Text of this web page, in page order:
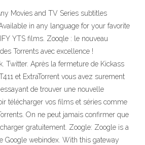
Movies and TV Series subtitles
in any language for your favorite
YTS films. Zooqle : le nouveau
Torrents avec excellence !
Twitter. Après la fermeture de Kickass
et ExtraTorrent vous avez surement
de trouver une nouvelle
télécharger vos films et séries comme
On ne peut jamais confirmer que
gratuitement. Zoogle: Zoogle is a
Google webindex. With this gateway